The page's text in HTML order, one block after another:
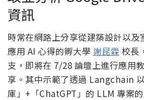
資訊
時常在網路上分享從建築設計以及
應用 AI 心得的孵大學 謝昆霖 校長
支，即將在 7/28 論壇上進行應用
享。其中示範了透過 Langchain
庫」+「ChatGPT」的 LLM 專案